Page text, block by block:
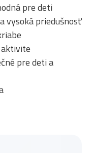
pre deti
vysoká priedušnosť
pre deti a